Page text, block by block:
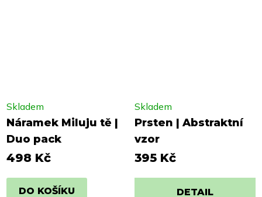
Náramek Miluju tě |
Duo pack
Skladem
498 Kč
DO KOŠÍKU
Prsten | Abstraktní
vzor
Skladem
395 Kč
DETAIL